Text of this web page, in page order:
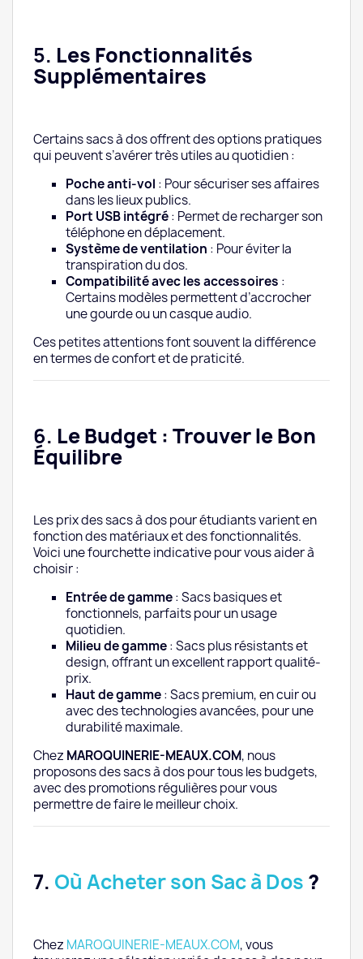
5. Les Fonctionnalités
Supplémentaires
Certains sacs à dos offrent des options pratiques
qui peuvent s’avérer très utiles au quotidien :
Poche anti-vol : Pour sécuriser ses affaires
dans les lieux publics.
Port USB intégré: Permet de recharger son
téléphone en déplacement.
Système de ventilation : Pour éviter la
transpiration du dos.
Compatibilité avec les accessoires :
Certains modèles permettent d’accrocher
une gourde ou un casque audio.
Ces petites attentions font souvent la différence
en termes de confort et de praticité.
6. Le Budget : Trouver le Bon
Équilibre
Les prix des sacs à dos pour étudiants varient en
fonction des matériaux et des fonctionnalités.
Voici une fourchette indicative pour vous aider à
choisir :
Entrée de gamme: Sacs basiques et
fonctionnels, parfaits pour un usage
quotidien.
Milieu de gamme: Sacs plus résistants et
design, offrant un excellent rapport qualité-
prix.
Haut de gamme: Sacs premium, en cuir ou
avec des technologies avancées, pour une
durabilité maximale.
Chez MAROQUINERIE-MEAUX.COM, nous
proposons des sacs à dos pour tous les budgets,
avec des promotions régulières pour vous
permettre de faire le meilleur choix.
7. Où Acheter son Sac à Dos ?
Chez MAROQUINERIE-MEAUX.COM, vous